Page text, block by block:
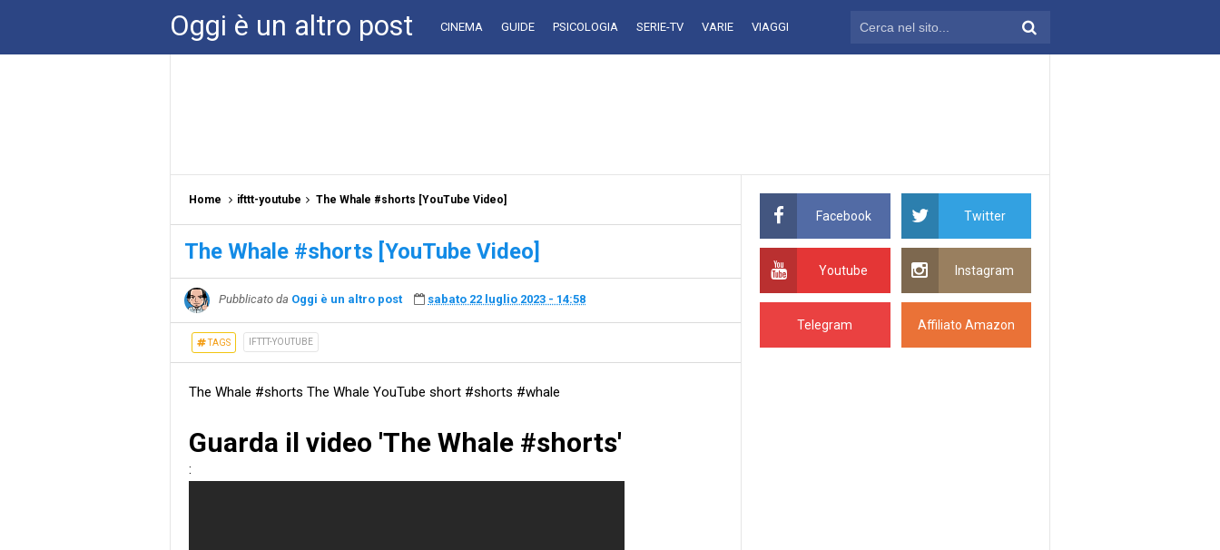
Oggi è un altro post CINEMA GUIDE PSICOLOGIA SERIE-TV VARIE VIAGGI
Home ifttt-youtube The Whale #shorts [YouTube Video]
The Whale #shorts [YouTube Video]
Pubblicato da Oggi è un altro post sabato 22 luglio 2023 - 14:58
TAGS IFTTT-YOUTUBE
The Whale #shorts The Whale YouTube short #shorts #whale
Guarda il video 'The Whale #shorts'
:
Facebook Twitter
Youtube Instagram
Telegram Affiliato Amazon